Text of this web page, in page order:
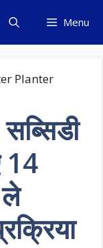
Menu
14